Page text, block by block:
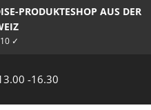
PRODUKTESHOP AUS DER
✓
-16.30